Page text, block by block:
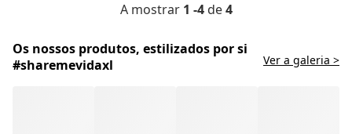
A mostrar 1 -4de4
Os nossos produtos, estilizados por si
#sharemevidaxl
Ver a galeria >